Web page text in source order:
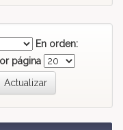
En orden:
página